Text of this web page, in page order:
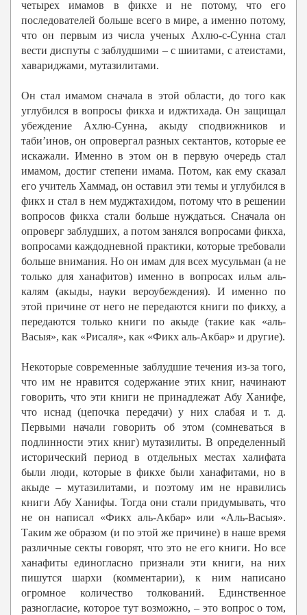
четырех имамов в фикхе и не потому, что его
последователей больше всего в мире, а именно потому,
что он первым из числа ученых Ахлю-с-Сунна стал
вести диспуты с заблудшими – с шиитами, с атеистами,
хавариджами, мутазилитами.
Он стал имамом сначала в этой области, до того как
углубился в вопросы фикха и иджтихада. Он защищал
убеждение Ахлю-Сунна, акыду сподвижников и
таби’инов, он опровергал разных сектантов, которые ее
искажали. Именно в этом он в первую очередь стал
имамом, достиг степени имама. Потом, как ему сказал
его учитель Хаммад, он оставил эти темы и углубился в
фикх и стал в нем муджтахидом, потому что в решении
вопросов фикха стали больше нуждаться. Сначала он
опроверг заблудших, а потом занялся вопросами фикха,
вопросами каждодневной практики, которые требовали
больше внимания. Но он имам для всех мусульман (а не
только для ханафитов) именно в вопросах ильм аль-
калям (акыды, науки вероубеждения). И именно по
этой причине от него не передаются книги по фикху, а
передаются только книги по акыде (такие как «аль-
Васыя», как «Рисаля», как «Фикх аль-Акбар» и другие).
Некоторые современные заблудшие течения из-за того,
что им не нравится содержание этих книг, начинают
говорить, что эти книги не принадлежат Абу Ханифе,
что иснад (цепочка передачи) у них слабая и т. д.
Первыми начали говорить об этом (сомневаться в
подлинности этих книг) мутазилиты. В определенный
исторический период в отдельных местах халифата
были люди, которые в фикхе были ханафитами, но в
акыде – мутазилитами, и поэтому им не нравились
книги Абу Ханифы. Тогда они стали придумывать, что
не он написал «Фикх аль-Акбар» или «Аль-Васыя».
Таким же образом (и по этой же причине) в наше время
различные секты говорят, что это не его книги. Но все
ханафиты единогласно признали эти книги, на них
пишутся шархи (комментарии), к ним написано
огромное количество толкований. Единственное
разногласие, которое тут возможно, – это вопрос о том,